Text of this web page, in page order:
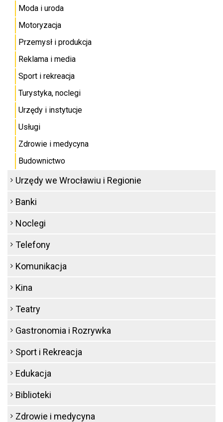
Moda i uroda
Motoryzacja
Przemysł i produkcja
Reklama i media
Sport i rekreacja
Turystyka, noclegi
Urzędy i instytucje
Usługi
Zdrowie i medycyna
Budownictwo
Urzędy we Wrocławiu i Regionie
Banki
Noclegi
Telefony
Komunikacja
Kina
Teatry
Gastronomia i Rozrywka
Sport i Rekreacja
Edukacja
Biblioteki
Zdrowie i medycyna